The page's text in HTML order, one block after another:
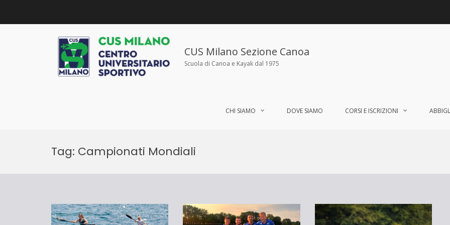
contenuto
CUS Milano Sezione Canoa
Scuola di Canoa e Kayak dal 1975
CHI SIAMO DOVE SIAMO CORSI E ISCRIZIONI
Tag: Campionati Mondiali